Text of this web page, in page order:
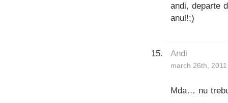
andi, departe
anul!;)
Andi
march 26th,
Mda… nu